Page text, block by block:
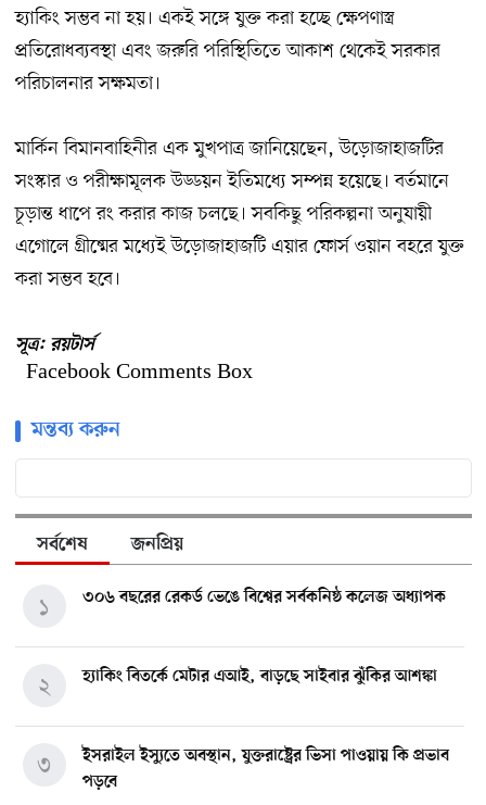
হ্যাকিং সম্ভব না হয়। একই সঙ্গে যুক্ত করা হচ্ছে ক্ষেপণাস্ত্র
প্রতিরোধব্যবস্থা এবং জরুরি পরিস্থিতিতে আকাশ থেকেই সরকার
পরিচালনার সক্ষমতা।
মার্কিন বিমানবাহিনীর এক মুখপাত্র জানিয়েছেন, উড়োজাহাজটির
সংস্কার ও পরীক্ষামূলক উড্ডয়ন ইতিমধ্যে সম্পন্ন হয়েছে। বর্তমানে
চূড়ান্ত ধাপে রং করার কাজ চলছে। সবকিছু পরিকল্পনা অনুযায়ী
এগোলে গ্রীষ্মের মধ্যেই উড়োজাহাজটি এয়ার ফোর্স ওয়ান বহরে যুক্ত
করা সম্ভব হবে।
সূত্র: রয়টার্স
Facebook Comments Box
মন্তব্য করুন
সর্বশেষ জনপ্রিয়
৩০৬ বছরের রেকর্ড ভেঙে বিশ্বের সর্বকনিষ্ঠ কলেজ অধ্যাপক
১
হ্যাকিং বিতর্কে মেটার এআই, বাড়ছে সাইবার ঝুঁকির আশঙ্কা
২
ইসরাইল ইস্যুতে অবস্থান, যুক্তরাষ্ট্রের ভিসা পাওয়ায় কি প্রভাব
পড়বে
৩